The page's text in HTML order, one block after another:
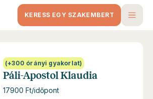
KERESS EGY SZAKEMBERT
(+300 órányi gyakorlat)
Páli-Apostol Klaudia
17900 Ft/időpont